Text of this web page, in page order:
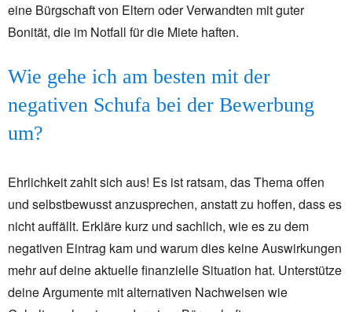
eine Bürgschaft von Eltern oder Verwandten mit guter
Bonität, die im Notfall für die Miete haften.
Wie gehe ich am besten mit der
negativen Schufa bei der Bewerbung
um?
Ehrlichkeit zahlt sich aus! Es ist ratsam, das Thema offen
und selbstbewusst anzusprechen, anstatt zu hoffen, dass es
nicht auffällt. Erkläre kurz und sachlich, wie es zu dem
negativen Eintrag kam und warum dies keine Auswirkungen
mehr auf deine aktuelle finanzielle Situation hat. Unterstütze
deine Argumente mit alternativen Nachweisen wie